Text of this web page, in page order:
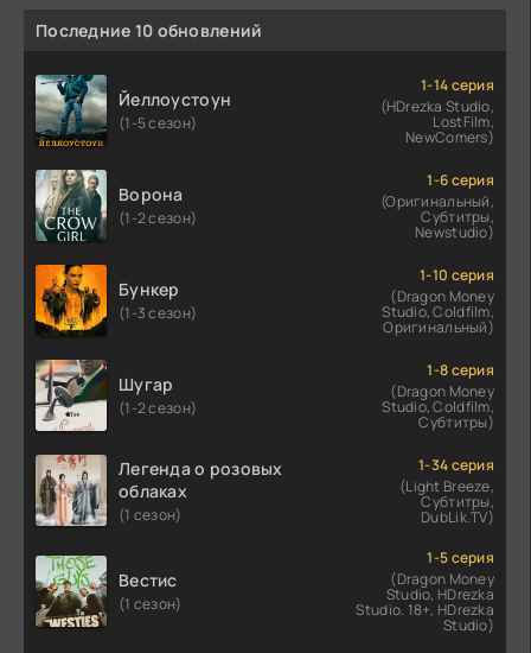
Последние 10 обновлений
Йеллоустоун
(1-5 сезон)
1-14 серия
(HDrezka Studio,
LostFilm,
NewComers)
Ворона
(1-2 сезон)
1-6 серия
(Оригинальный,
Субтитры,
Newstudio)
Бункер
(1-3 сезон)
1-10 серия
(Dragon Money
Studio, Coldfilm,
Оригинальный)
Шугар
(1-2 сезон)
1-8 серия
(Dragon Money
Studio, Coldfilm,
Субтитры)
Легенда о розовых
облаках
(1 сезон)
1-34 серия
(Light Breeze,
Субтитры,
DubLik.TV)
Вестис
(1 сезон)
1-5 серия
(Dragon Money
Studio, HDrezka
Studio. 18+, HDrezka
Studio)